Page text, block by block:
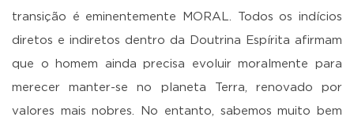
transição é eminentemente MORAL. Todos os indícios
diretos e indiretos dentro da Doutrina Espírita afirmam
que o homem ainda precisa evoluir moralmente para
merecer manter-se no planeta Terra, renovado por
valores mais nobres. No entanto, sabemos muito bem